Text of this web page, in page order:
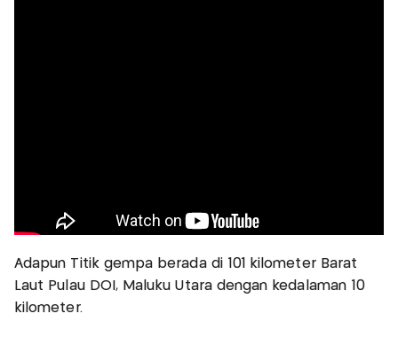
Adapun Titik gempa berada di 101 kilometer Barat
Laut Pulau DOI, Maluku Utara dengan kedalaman 10
kilometer.